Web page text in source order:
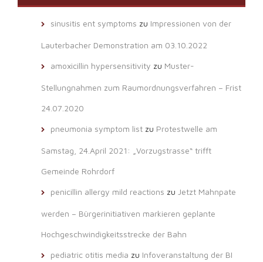
sinusitis ent symptoms zu Impressionen von der
Lauterbacher Demonstration am 03.10.2022
amoxicillin hypersensitivity zu Muster-
Stellungnahmen zum Raumordnungsverfahren – Frist
24.07.2020
pneumonia symptom list zu Protestwelle am
Samstag, 24.April 2021: „Vorzugstrasse“ trifft
Gemeinde Rohrdorf
penicillin allergy mild reactions zu Jetzt Mahnpate
werden – Bürgerinitiativen markieren geplante
Hochgeschwindigkeitsstrecke der Bahn
pediatric otitis media zu Infoveranstaltung der BI